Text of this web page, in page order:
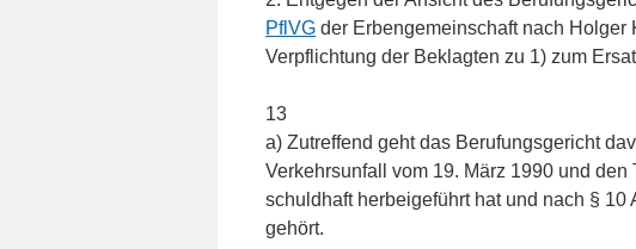
PflVG der Erbengemeinschaft nach Holger
Verpflichtung der Beklagten zu 1) zum
13
a) Zutreffend geht das Berufungsgericht
Verkehrsunfall vom 19. März 1990 und
schuldhaft herbeigeführt hat und nach §
gehört.